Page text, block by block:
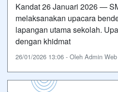
Kandat 26 Januari 2026 —
melaksanakan upacara
lapangan utama sekolah.
dengan khidmat
26/01/2026 13:06 - Oleh Admin